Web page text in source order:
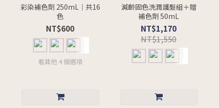
彩染補色劑 250mL｜共16
色
NT$600
看其他 4 個選項
減齡固色洗潤護髮組＋贈
補色劑 50mL
NT$1,170
NT$1,550